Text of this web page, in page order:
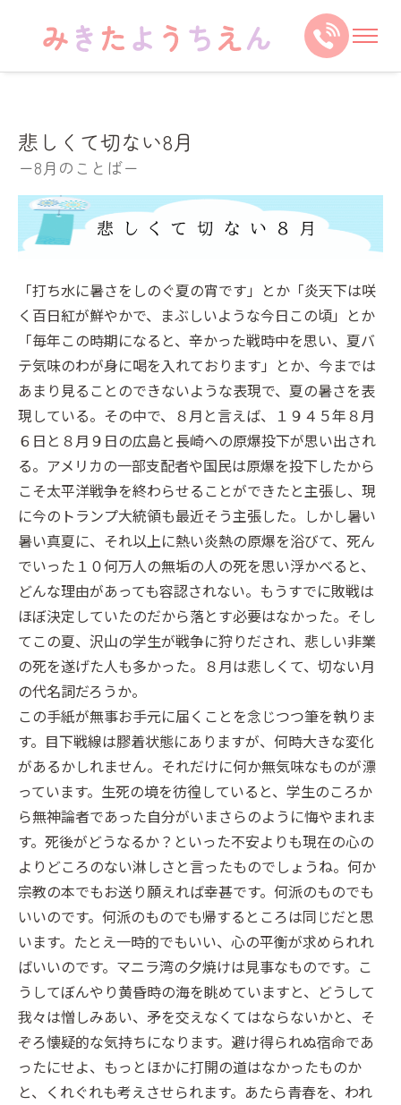
悲しくて切ない8月
ー8月のことばー
「打ち水に暑さをしのぐ夏の宵です」とか「炎天下は咲
く百日紅が鮮やかで、まぶしいような今日この頃」とか
「毎年この時期になると、辛かった戦時中を思い、夏バ
テ気味のわが身に喝を入れております」とか、今までは
あまり見ることのできないような表現で、夏の暑さを表
現している。その中で、８月と言えば、１９４５年８月
６日と８月９日の広島と長崎への原爆投下が思い出され
る。アメリカの一部支配者や国民は原爆を投下したから
こそ太平洋戦争を終わらせることができたと主張し、現
に今のトランプ大統領も最近そう主張した。しかし暑い
暑い真夏に、それ以上に熱い炎熱の原爆を浴びて、死ん
でいった１０何万人の無垢の人の死を思い浮かべると、
どんな理由があっても容認されない。もうすでに敗戦は
ほぼ決定していたのだから落とす必要はなかった。そし
てこの夏、沢山の学生が戦争に狩りだされ、悲しい非業
の死を遂げた人も多かった。８月は悲しくて、切ない月
の代名詞だろうか。
この手紙が無事お手元に届くことを念じつつ筆を執りま
す。目下戦線は膠着状態にありますが、何時大きな変化
があるかしれません。それだけに何か無気味なものが漂
っています。生死の境を彷徨していると、学生のころか
ら無神論者であった自分がいまさらのように悔やまれま
す。死後がどうなるか？といった不安よりも現在の心の
よりどころのない淋しさと言ったものでしょうね。何か
宗教の本でもお送り願えれば幸甚です。何派のものでも
いいのです。何派のものでも帰するところは同じだと思
います。たとえ一時的でもいい、心の平衡が求められれ
ばいいのです。マニラ湾の夕焼けは見事なものです。こ
うしてぼんやり黄昏時の海を眺めていますと、どうして
我々は憎しみあい、矛を交えなくてはならないかと、そ
ぞろ懐疑的な気持ちになります。避け得られぬ宿命であ
ったにせよ、もっとほかに打開の道はなかったものか
と、くれぐれも考えさせられます。あたら青春を、われ